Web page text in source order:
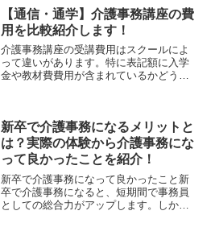
【通信・通学】介護事務講座の費
用を比較紹介します！
介護事務講座の受講費用はスクールによ
って違いがあります。特に表記額に入学
金や教材費費用が含まれているかどうか
新卒で介護事務になるメリットと
は？実際の体験から介護事務にな
って良かったことを紹介！
新卒で介護事務になって良かったこと新
卒で介護事務になると、短期間で事務員
としての総合力がアップします。しか